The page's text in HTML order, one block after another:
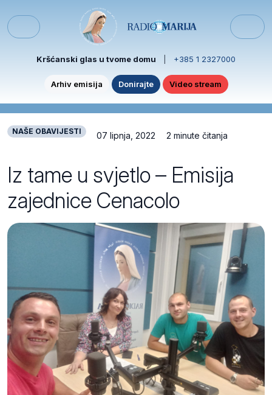
Menu
Kršćanski glas u tvome domu +385 1 2327000
Arhiv emisija Donirajte Video stream
NAŠE OBAVIJESTI 07 lipnja, 2022 2 minute čitanja
Iz tame u svjetlo – Emisija
zajednice Cenacolo